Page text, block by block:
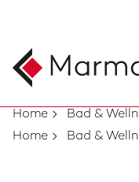
Home Bad &
Home
Bad &